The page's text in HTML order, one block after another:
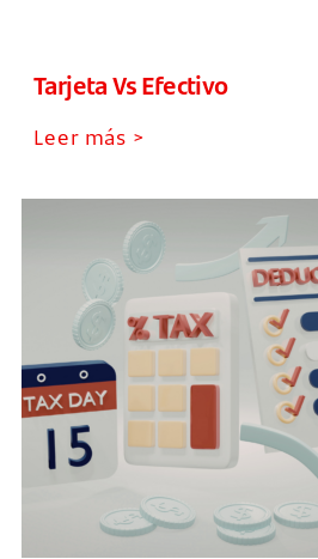
Tarjeta Vs Efectivo
Leer más >